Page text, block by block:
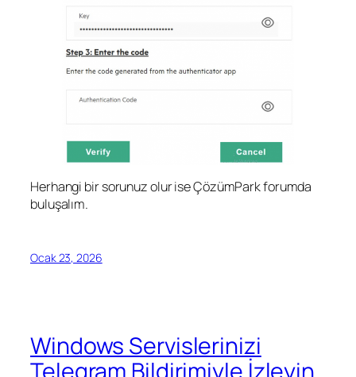
Herhangi bir sorunuz olur ise ÇözümPark forumda
buluşalım.
Ocak 23, 2026
Windows Servislerinizi